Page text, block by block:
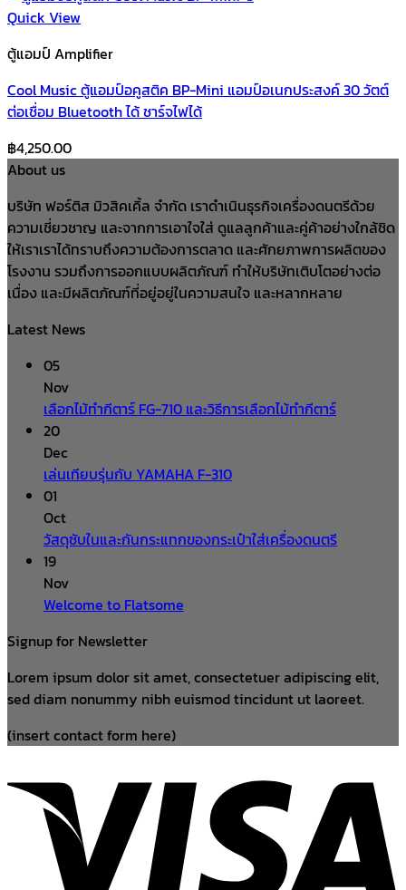
Quick View
ตู้แอมป์ Amplifier
Cool Music ตู้แอมป์อคูสติค BP-Mini แอมป์อเนกประสงค์ 30 วัตต์
ต่อเชื่อม Bluetooth ได้ ชาร์จไฟได้
฿4,250.00
About us
บริษัท ฟอร์ติส มิวสิคเคิ้ล จำกัด เราดำเนินธุรกิจเครื่องดนตรีด้วย
ความเชี่ยวชาญ และจากการเอาใจใส่ ดูแลลูกค้าและคู่ค้าอย่างใกล้ชิด
ให้เราเราได้ทราบถึงความต้องการตลาด และศักยภาพการผลิตของ
โรงงาน รวมถึงการออกแบบผลิตภัณฑ์ ทำให้บริษัทเติบโตอย่างต่อ
เนื่อง และมีผลิตภัณฑ์ที่อยู่อยู่ในความสนใจ และหลากหลาย
Latest News
05
Nov
เลือกไม้ทำกีตาร์ FG-710 และวิธีการเลือกไม้ทำกีตาร์
20
Dec
เล่นเทียบรุ่นกับ YAMAHA F-310
01
Oct
วัสดุซับในและกันกระแทกของกระเป๋าใส่เครื่องดนตรี
19
Nov
Welcome to Flatsome
Signup for Newsletter
Lorem ipsum dolor sit amet, consectetuer adipiscing elit,
sed diam nonummy nibh euismod tincidunt ut laoreet.
(insert contact form here)